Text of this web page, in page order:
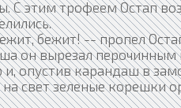
С этим трофеем Остап
бежит! -- пропел
он вырезал перочинным
опустив карандаш в
свет зеленые корешки